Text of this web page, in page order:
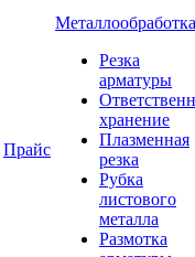
Прайс
Металлообработка
Резка
арматуры
хранение
Плазменная
резка
Рубка
листового
металла
Размотка